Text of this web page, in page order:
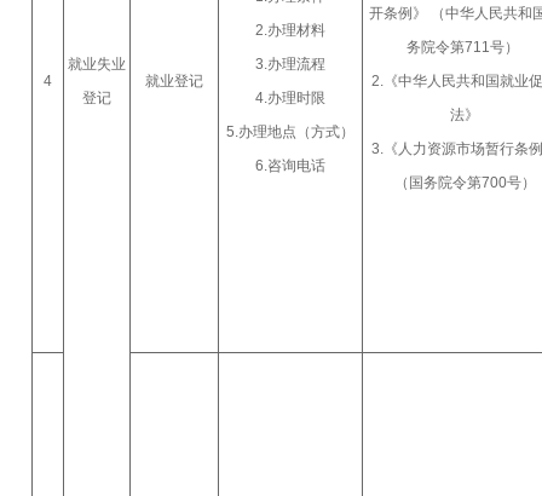
就业失业
登记
4 就业登记
2.办理材料
3.办理流程
4.办理时限
5.办理地点（方式）
6.咨询电话
开条例》 （中华人民共和
务院令第711号）
2.《中华人民共和国就业
法》
3.《人力资源市场暂行条
（国务院令第700号）